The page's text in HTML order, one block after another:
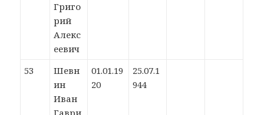
Григо
рий
Алекс
еевич
53
Шевн
ин
Иван
01.01.19
20
25.07.1
944